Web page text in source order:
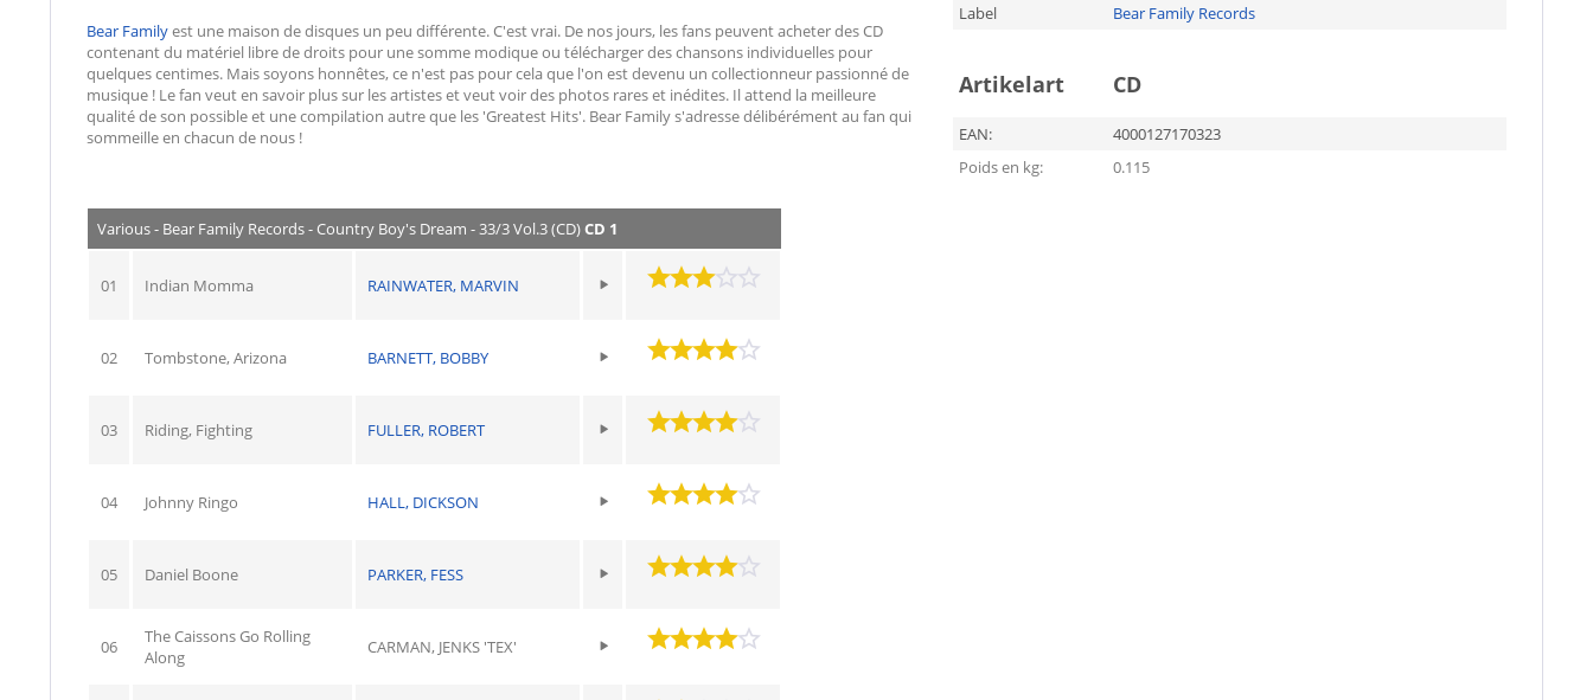
Bear Familyest une maison de disques un peu différente. C'est vrai. De nos jours, les fans peuvent acheter des CD
contenant du matériel libre de droits pour une somme modique ou télécharger des chansons individuelles pour
quelques centimes. Mais soyons honnêtes, ce n'est pas pour cela que l'on est devenu un collectionneur passionné de
musique ! Le fan veut en savoir plus sur les artistes et veut voir des photos rares et inédites. Il attend la meilleure
qualité de son possible et une compilation autre que les 'Greatest Hits'. Bear Family s'adresse délibérément au fan qui
sommeille en chacun de nous !
Label
Bear Family Records
Artikelart CD
EAN:
4000127170323
Poids en kg:
0.115
Various - Bear Family Records - Country Boy's Dream - 33/3 Vol.3 (CD)CD 1
01 Indian Momma RAINWATER, MARVIN
02 Tombstone, Arizona BARNETT, BOBBY
03 Riding, Fighting FULLER, ROBERT
04 Johnny Ringo HALL, DICKSON
05 Daniel Boone PARKER, FESS
06
The Caissons Go Rolling
Along
CARMAN, JENKS 'TEX'